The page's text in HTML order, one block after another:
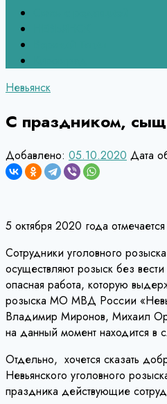
Невьянск
С праздником,
Добавлено: 05.10.2020 Дата
5 октября 2020 года
Сотрудники уголовного
осуществляют розыск без
опасная работа, которую
розыска МО МВД России
Владимир Миронов, Михаил
на данный момент находится в
Отдельно, хочется сказать
Невьянского уголовного
праздника действующие